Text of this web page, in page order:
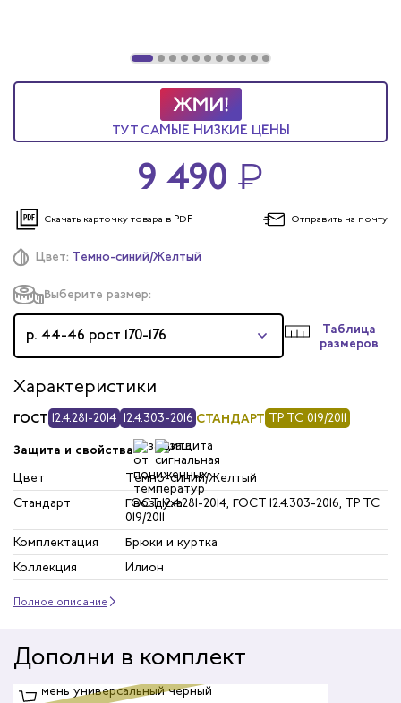
Цвет: Темно-синий/Желтый
Выберите размер:
р. 44-46 рост 170-176
Таблица
размеров
Характеристики
ГОСТ 12.4.281-2014 12.4.303-2016 СТАНДАРТ ТР ТС 019/2011
Защита и свойства
Цвет
Темно-синий/Желтый
Стандарт
ГОСТ 12.4.281-2014, ГОСТ 12.4.303-2016, ТР ТС
019/2011
Комплектация
Брюки и куртка
Коллекция
Илион
Полное описание
ТУТ САМЫЕ НИЗКИЕ ЦЕНЫ
9 490 ₽
Скачать карточку товара в PDF Отправить на почту
Дополни в комплект